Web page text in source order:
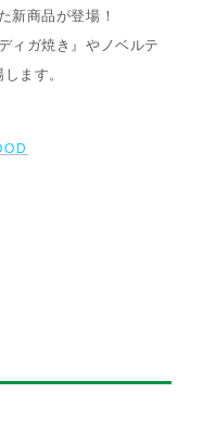
新商品が登場！
ィガ焼き』や ノベルテ
ます。